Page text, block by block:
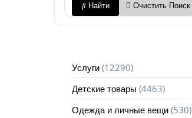
приборов
Найти Очистить Поиск
Услуги (12290)
Детские товары (4463)
Одежда и личные вещи (530)